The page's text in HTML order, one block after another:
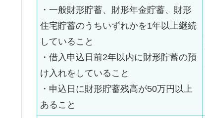
・一般財形貯蓄、財形年金貯蓄、財形
住宅貯蓄のうちいずれかを1年以上継続
していること
・借入申込日前2年以内に財形貯蓄の預
け入れをしていること
・申込日に財形貯蓄残高が50万円以上
あること